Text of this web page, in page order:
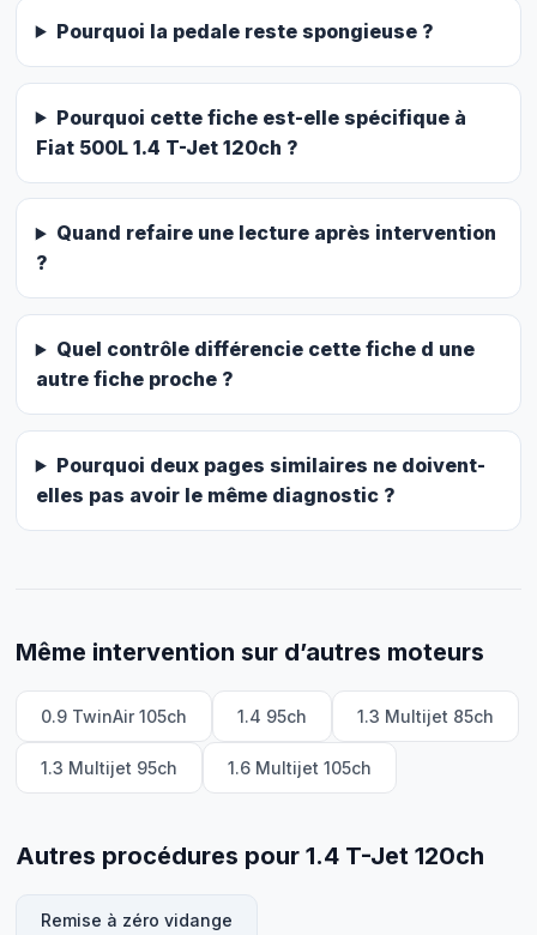
Pourquoi la pedale reste spongieuse ?
Pourquoi cette fiche est-elle spécifique à
Fiat 500L 1.4 T-Jet 120ch ?
Quand refaire une lecture après intervention
?
Quel contrôle différencie cette fiche d une
autre fiche proche ?
Pourquoi deux pages similaires ne doivent-
elles pas avoir le même diagnostic ?
Même intervention sur d’autres moteurs
0.9 TwinAir 105ch 1.4 95ch 1.3 Multijet 85ch
1.3 Multijet 95ch 1.6 Multijet 105ch
Autres procédures pour 1.4 T-Jet 120ch
Remise à zéro vidange